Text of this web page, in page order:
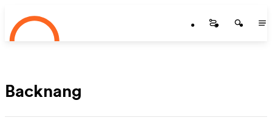
Zum Hauptinhalt springen
Startseite
Backnang